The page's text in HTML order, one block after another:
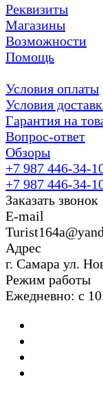
Реквизиты
Магазины
Возможности
Помощь
Условия оплаты
Условия
Гарантия на
Вопрос-ответ
Обзоры
+7 987 446-34-
+7 987 446-34-
Заказать звонок
E-mail
Адрес
г. Cамара ул.
Режим работы
Ежедневно: с